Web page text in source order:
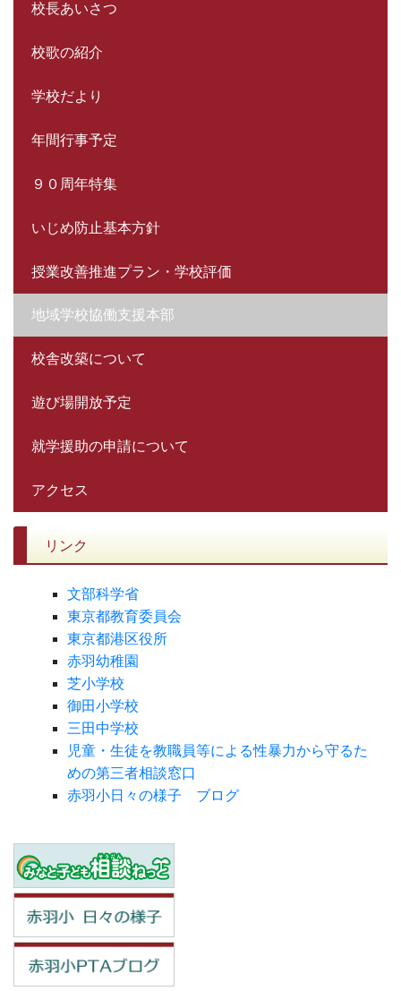
校長あいさつ
校歌の紹介
学校だより
年間行事予定
９０周年特集
いじめ防止基本方針
授業改善推進プラン・学校評価
地域学校協働支援本部
校舎改築について
遊び場開放予定
就学援助の申請について
アクセス
リンク
文部科学省
東京都教育委員会
東京都港区役所
赤羽幼稚園
芝小学校
御田小学校
三田中学校
児童・生徒を教職員等による性暴力から守るた
めの第三者相談窓口
赤羽小日々の様子 ブログ